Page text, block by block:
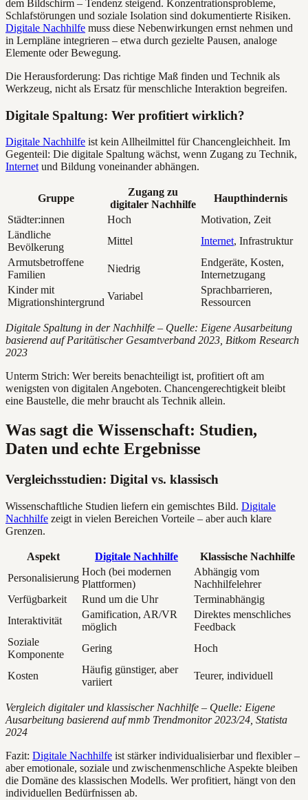
dem Bildschirm – Tendenz steigend. Konzentrationsprobleme,
Schlafstörungen und soziale Isolation sind dokumentierte Risiken.
Digitale Nachhilfe muss diese Nebenwirkungen ernst nehmen und
in Lernpläne integrieren – etwa durch gezielte Pausen, analoge
Elemente oder Bewegung.
Die Herausforderung: Das richtige Maß finden und Technik als
Werkzeug, nicht als Ersatz für menschliche Interaktion begreifen.
Digitale Spaltung: Wer profitiert wirklich?
Digitale Nachhilfe ist kein Allheilmittel für Chancengleichheit. Im
Gegenteil: Die digitale Spaltung wächst, wenn Zugang zu Technik,
Internetund Bildung voneinander abhängen.
Gruppe
Zugang zu
digitaler Nachhilfe
Haupthindernis
Städter:innen
Hoch
Motivation, Zeit
Ländliche
Bevölkerung
Mittel Internet, Infrastruktur
Armutsbetroffene
Familien
Niedrig
Endgeräte, Kosten,
Internetzugang
Kinder mit
Migrationshintergrund
Variabel
Sprachbarrieren,
Ressourcen
Digitale Spaltung in der Nachhilfe – Quelle: Eigene Ausarbeitung
basierend auf Paritätischer Gesamtverband 2023, Bitkom Research
2023
Unterm Strich: Wer bereits benachteiligt ist, profitiert oft am
wenigsten von digitalen Angeboten. Chancengerechtigkeit bleibt
eine Baustelle, die mehr braucht als Technik allein.
Was sagt die Wissenschaft: Studien,
Daten und echte Ergebnisse
Vergleichsstudien: Digital vs. klassisch
Wissenschaftliche Studien liefern ein gemischtes Bild. Digitale
Nachhilfe zeigt in vielen Bereichen Vorteile – aber auch klare
Grenzen.
Aspekt Digitale Nachhilfe
Klassische Nachhilfe
Personalisierung
Hoch (bei modernen
Plattformen)
Abhängig vom
Nachhilfelehrer
Verfügbarkeit
Rund um die Uhr
Terminabhängig
Interaktivität
Gamification, AR/VR
möglich
Direktes menschliches
Feedback
Soziale
Komponente
Gering Hoch
Kosten
Häufig günstiger, aber
variiert
Teurer, individuell
Vergleich digitaler und klassischer Nachhilfe – Quelle: Eigene
Ausarbeitung basierend auf mmb Trendmonitor 2023/24, Statista
2024
Fazit: Digitale Nachhilfe ist stärker individualisierbar und flexibler –
aber emotionale, soziale und zwischenmenschliche Aspekte bleiben
die Domäne des klassischen Modells. Wer profitiert, hängt von den
individuellen Bedürfnissen ab.